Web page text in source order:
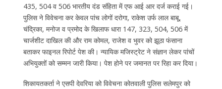
435, 504 व 506 भारतीय दंड संहिता में एफ आई आर दर्ज कराई गई।
पुलिस ने विवेचना कर केवल पांच लोगों दरोगा, राकेश उर्फ लाल बाबू,
चंद्रिका, मनोज व प्रमोद के खिलाफ धारा 147, 323, 504, 506 में
चार्जशीट दाखिल की और राम कोमल, राजेश व भुवर को झूठा फंसाना
बताकर फाइनल रिपोर्ट पेश की। न्यायिक मजिस्ट्रेट ने संज्ञान लेकर पांचों
अभियुक्तों को सम्मन जारी किया। पेश होने पर जमानत पर रिहा कर दिया।
शिकायतकर्ता ने एसपी देवरिया को विवेचना कोतवाली पुलिस सलेमपुर को